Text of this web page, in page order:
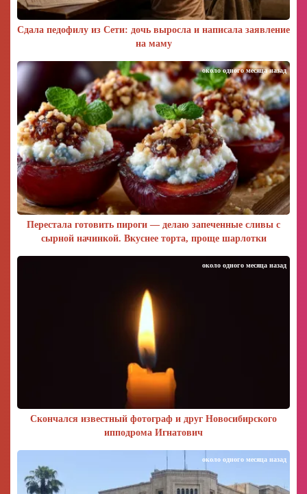
Сдала педофилу из Сети: дочь выросла и написала заявление
на маму
Перестала готовить пироги — делаю запеченные сливы с
сырной начинкой. Вкуснее торта, проще шарлотки
около одного месяца назад
Скончался известный фотограф и друг Новосибирского
ипподрома Игнатович
около одного месяца назад
около одного месяца назад